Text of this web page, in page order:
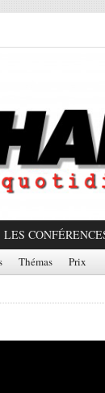
LES
Thémas Prix